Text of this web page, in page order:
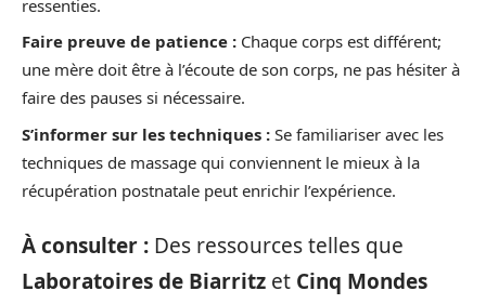
ressenties.
Faire preuve de patience : Chaque corps est différent;
une mère doit être à l’écoute de son corps, ne pas hésiter à
faire des pauses si nécessaire.
S’informer sur les techniques : Se familiariser avec les
techniques de massage qui conviennent le mieux à la
récupération postnatale peut enrichir l’expérience.
À consulter : Des ressources telles que
Laboratoires de Biarritz et Cinq Mondes